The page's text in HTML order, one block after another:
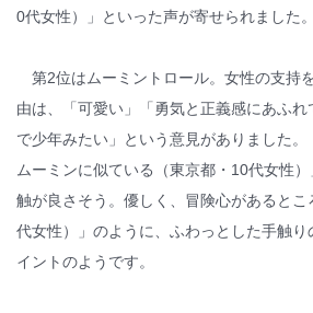
0代女性）」といった声が寄せられました。
第2位はムーミントロール。女性の支持
由は、「可愛い」「勇気と正義感にあふ
で少年みたい」という意見がありました
ムーミンに似ている（東京都・10代女性
触が良さそう。優しく、冒険心があると
代女性）」のように、ふわっとした手触
イントのようです。